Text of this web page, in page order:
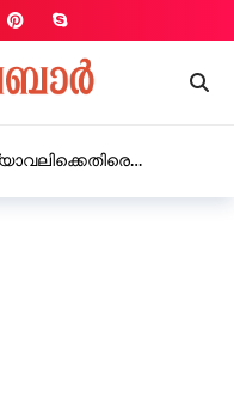
ശ്രമമെന്ന്,